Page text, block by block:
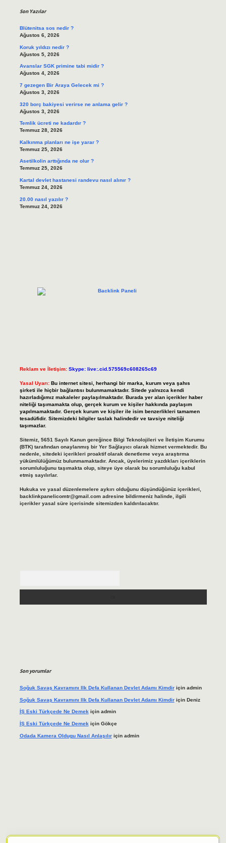
Son Yazılar
Blütenitsa sos nedir ?
Ağustos 6, 2026
Koruk yıldızı nedir ?
Ağustos 5, 2026
Avanslar SGK primine tabi midir ?
Ağustos 4, 2026
7 gezegen Bir Araya Gelecek mi ?
Ağustos 3, 2026
320 borç bakiyesi verirse ne anlama gelir ?
Ağustos 3, 2026
Temlik ücreti ne kadardır ?
Temmuz 28, 2026
Kalkınma planları ne işe yarar ?
Temmuz 25, 2026
Asetilkolin arttığında ne olur ?
Temmuz 25, 2026
Kartal devlet hastanesi randevu nasıl alınır ?
Temmuz 24, 2026
20.00 nasıl yazılır ?
Temmuz 24, 2026
Reklam ve İletişim: Skype: live:.cid.575569c608265c69
Yasal Uyarı: Bu internet sitesi, herhangi bir marka, kurum veya şahıs
şirketi ile hiçbir bağlantısı bulunmamaktadır. Sitede yalnızca kendi
hazırladığımız makaleler paylaşılmaktadır. Burada yer alan içerikler haber
niteliği taşımamakta olup, gerçek kurum ve kişiler hakkında paylaşım
yapılmamaktadır. Gerçek kurum ve kişiler ile isim benzerlikleri tamamen
tesadüfidir. Sitemizdeki bilgiler taslak halindedir ve tavsiye niteliği
taşımazlar.
Sitemiz, 5651 Sayılı Kanun gereğince Bilgi Teknolojileri ve İletişim Kurumu
(BTK) tarafından onaylanmış bir Yer Sağlayıcı olarak hizmet vermektedir. Bu
nedenle, sitedeki içerikleri proaktif olarak denetleme veya araştırma
yükümlülüğümüz bulunmamaktadır. Ancak, üyelerimiz yazdıkları içeriklerin
sorumluluğunu taşımakta olup, siteye üye olarak bu sorumluluğu kabul
etmiş sayılırlar.
Hukuka ve yasal düzenlemelere aykırı olduğunu düşündüğünüz içerikleri,
backlinkpanelicomtr@gmail.comadresine bildirmeniz halinde, ilgili
içerikler yasal süre içerisinde sitemizden kaldırılacaktır.
Son yorumlar
Soğuk Savaş Kavramını Ilk Defa Kullanan Devlet Adamı Kimdiriçin admin
Soğuk Savaş Kavramını Ilk Defa Kullanan Devlet Adamı Kimdiriçin Deniz
İŞ Eski Türkçede Ne Demekiçin admin
İŞ Eski Türkçede Ne Demek için Gökçe
Odada Kamera Oldugu Nasıl Anlaşılıriçin admin